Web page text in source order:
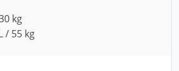
kg
/ 55 kg